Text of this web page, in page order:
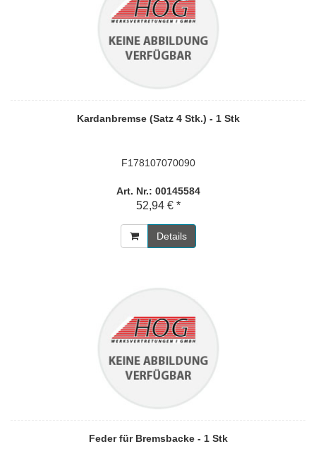
Kardanbremse (Satz 4 Stk.) - 1 Stk
F178107070090
Art. Nr.: 00145584
52,94 € *
Details
Feder für Bremsbacke - 1 Stk